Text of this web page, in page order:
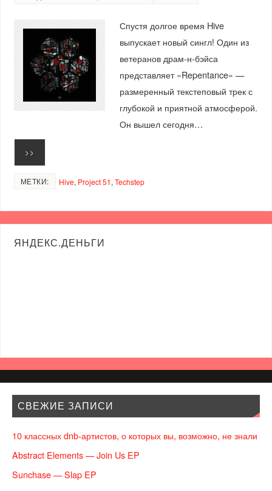
Спустя долгое время Hive
выпускает новый сингл! Один из
ветеранов драм-н-бэйса
представляет «Repentance» —
размеренный текстеповый трек с
глубокой и приятной атмосферой.
Он вышел сегодня…
>>
МЕТКИ: Hive, Project 51, Techstep
ЯНДЕКС.ДЕНЬГИ
СВЕЖИЕ ЗАПИСИ
10 классных dnb-артистов, о которых вы, возможно, не знали
Abstract Elements — Join Us EP
Sunchase — Slap EP